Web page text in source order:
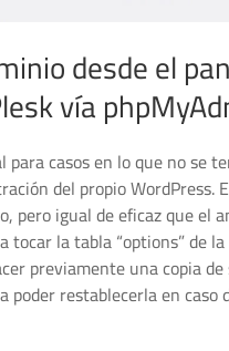
desde el
vía
para casos en lo que no se
del propio WordPress.
pero igual de eficaz que el
tocar la tabla “options” de
previamente una copia
poder restablecerla en caso